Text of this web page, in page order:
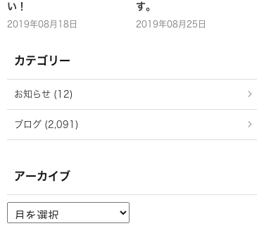
い！
2019年08月18日
す。
2019年08月25日
カテゴリー
お知らせ (12)
ブログ (2,091)
アーカイブ
ー